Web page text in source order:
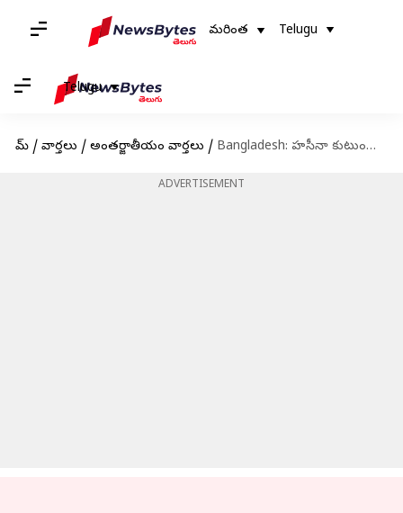
మరింత Telugu
Telugu
హోమ్ / వార్తలు / అంతర్జాతీయం వార్తలు / Bangladesh: హసీనా కుటుంబంపై ప్రతీకార దాడులు..సైమా వాజెద్‌పై ఏసీసీ తీవ్ర ఆరోపణలు
ADVERTISEMENT